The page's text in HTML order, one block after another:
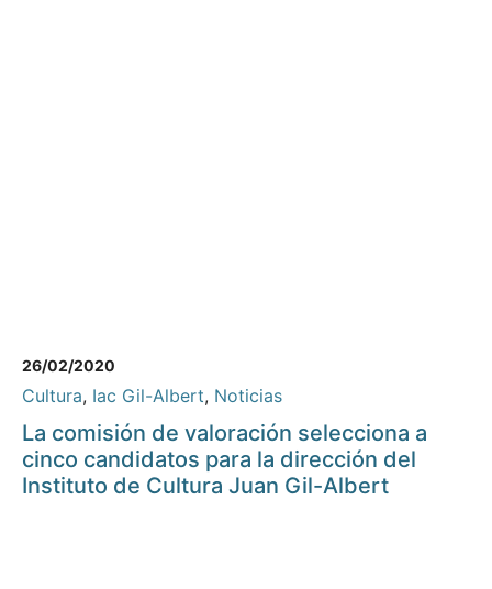
26/02/2020
Cultura, Iac Gil-Albert, Noticias
La comisión de valoración selecciona a
cinco candidatos para la dirección del
Instituto de Cultura Juan Gil-Albert